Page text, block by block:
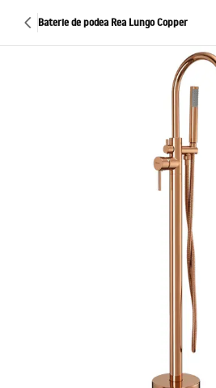
Baterie de podea Rea Lungo Copper